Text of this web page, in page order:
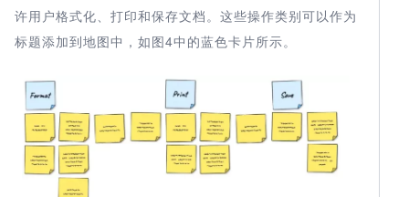
许用户格式化、打印和保存文档。这些操作类别可以作为
标题添加到地图中，如图4中的蓝色卡片所示。